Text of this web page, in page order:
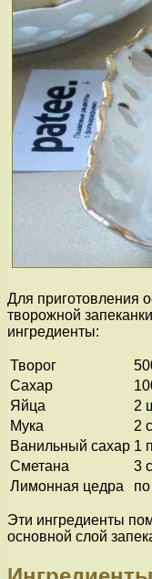
Для приготовления
творожной
ингредиенты:
Творог
Сахар
Яйца
2
Мука
2
Ванильный сахар 1
Сметана
3
Лимонная цедра
Эти ингредиенты
основной слой